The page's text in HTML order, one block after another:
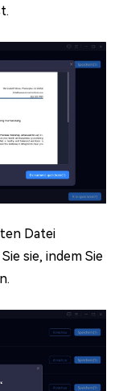
Datei
sie, indem Sie